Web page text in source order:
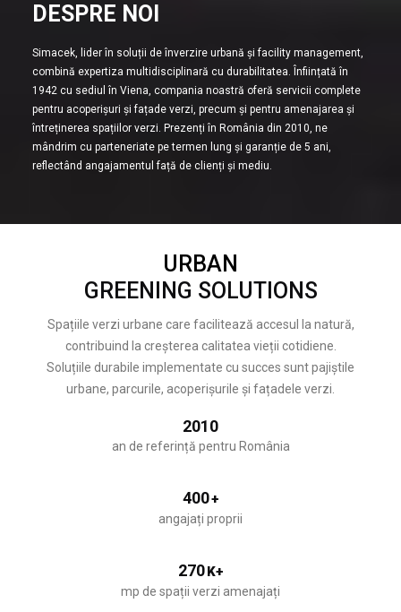
DESPRE NOI
Simacek, lider în soluții de înverzire urbană și facility management,
combină expertiza multidisciplinară cu durabilitatea. Înființată în
1942 cu sediul în Viena, compania noastră oferă servicii complete
pentru acoperișuri și fațade verzi, precum și pentru amenajarea și
întreținerea spațiilor verzi. Prezenți în România din 2010, ne
mândrim cu parteneriate pe termen lung și garanție de 5 ani,
reflectând angajamentul față de clienți și mediu.
URBAN
GREENING SOLUTIONS
Spațiile verzi urbane care facilitează accesul la natură,
contribuind la creșterea calitatea vieții cotidiene.
Soluțiile durabile implementate cu succes sunt pajiștile
urbane, parcurile, acoperișurile și fațadele verzi.
2010
an de referință pentru România
400+
angajați proprii
270K+
mp de spații verzi amenajați